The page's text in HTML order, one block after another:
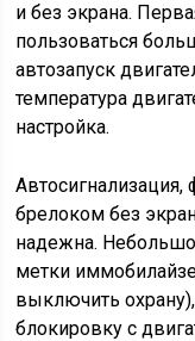
и без экрана.
пользоваться
автозапуск
температура
настройка.
брелоком без
надежна.
метки
выключить
блокировку с